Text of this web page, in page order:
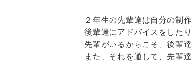
２年生の先輩達は自分の制作
後輩達にアドバイスをした
先輩がいるからこそ、後輩
また、それを通して、先輩